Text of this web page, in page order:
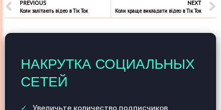
PREVIOUS
Коли залітають відео в Тік Ток
NEXT
Коли краще викладати відео в Тік Ток
НАКРУТКА СОЦИАЛЬНЫХ
СЕТЕЙ
Увеличьте количество подписчиков